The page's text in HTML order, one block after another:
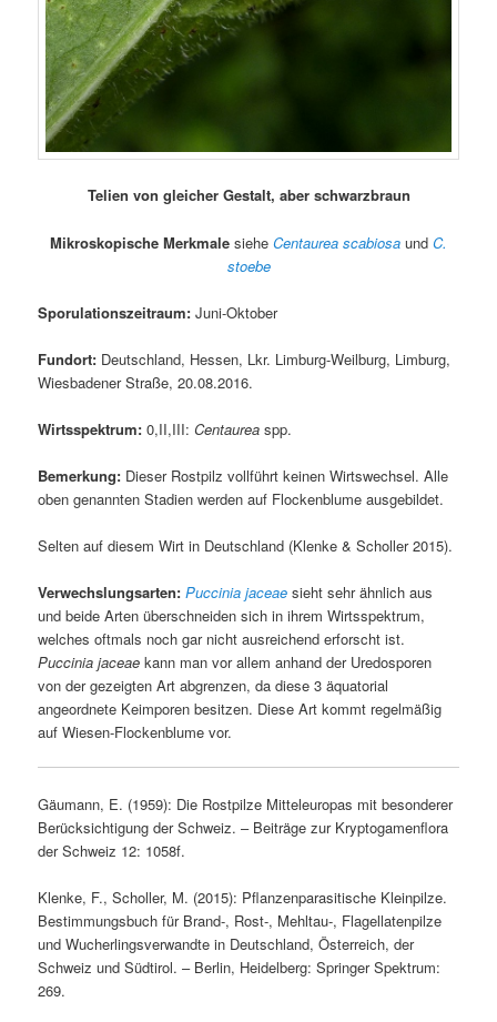
Telien von gleicher Gestalt, aber schwarzbraun
Mikroskopische Merkmale siehe Centaurea scabiosa und C.
stoebe
Sporulationszeitraum: Juni-Oktober
Fundort: Deutschland, Hessen, Lkr. Limburg-Weilburg, Limburg,
Wiesbadener Straße, 20.08.2016.
Wirtsspektrum:0,II,III:Centaureaspp.
Bemerkung: Dieser Rostpilz vollführt keinen Wirtswechsel. Alle
oben genannten Stadien werden auf Flockenblume ausgebildet.
Selten auf diesem Wirt in Deutschland (Klenke & Scholler 2015).
Verwechslungsarten:Puccinia jaceae sieht sehr ähnlich aus
und beide Arten überschneiden sich in ihrem Wirtsspektrum,
welches oftmals noch gar nicht ausreichend erforscht ist.
Puccinia jaceae kann man vor allem anhand der Uredosporen
von der gezeigten Art abgrenzen, da diese 3 äquatorial
angeordnete Keimporen besitzen. Diese Art kommt regelmäßig
auf Wiesen-Flockenblume vor.
Gäumann, E. (1959): Die Rostpilze Mitteleuropas mit besonderer
Berücksichtigung der Schweiz. – Beiträge zur Kryptogamenflora
der Schweiz 12: 1058f.
Klenke, F., Scholler, M. (2015): Pflanzenparasitische Kleinpilze.
Bestimmungsbuch für Brand-, Rost-, Mehltau-, Flagellatenpilze
und Wucherlingsverwandte in Deutschland, Österreich, der
Schweiz und Südtirol. – Berlin, Heidelberg: Springer Spektrum:
269.